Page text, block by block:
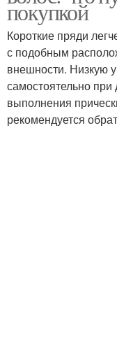
покупкой
Короткие пряди
с подобным
внешности. Низкую
самостоятельно
выполнения
рекомендуется